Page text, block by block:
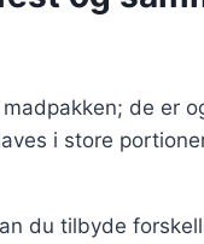
de er
i store
du tilbyde